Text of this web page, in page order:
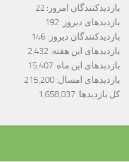
بازدیدکنندگان امروز: 22
بازدیدهای دیروز: 192
بازدیدکنندگان دیروز: 146
بازدیدهای این هفته: 2,432
بازدیدهای این ماه: 15,407
بازدیدهای امسال: 215,200
کل بازدیدها: 1,658,037